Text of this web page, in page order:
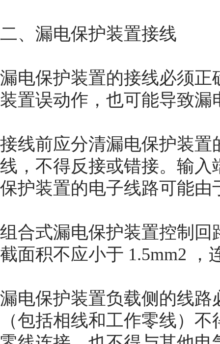
二、漏电保护装置接线
漏电保护装置的接线必须
装置误动作，也可能导致漏
接线前应分清漏电保护装
线，不得反接或错接。输
保护装置的电子线路可能
组合式漏电保护装置控制
截面积不应小于 1.5mm2 ，
漏电保护装置负载侧的线
（包括相线和工作零线）